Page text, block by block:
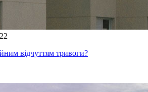
відчуттям тривоги?